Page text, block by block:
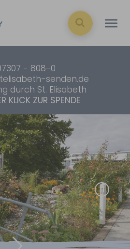
- 808-0
senden.de
durch St. Elisabeth
KLICK ZUR SPENDE
Weiter